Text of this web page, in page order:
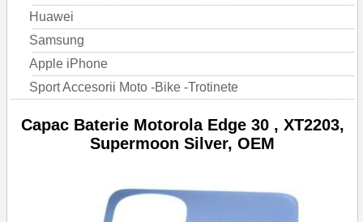
Huawei
Samsung
Apple iPhone
Sport Accesorii Moto -Bike -Trotinete
Capac Baterie Motorola Edge 30 , XT2203,
Supermoon Silver, OEM